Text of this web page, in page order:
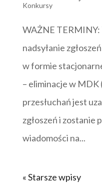
Konkursy
WAŻNE TERMINY:
nadsyłanie
w formie
– eliminacje w
przesłuchań jest
zgłoszeń i zostanie
wiadomości na...
« Starsze wpisy